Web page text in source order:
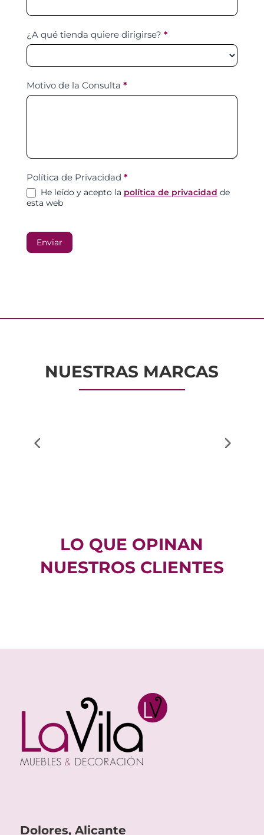
¿A qué tienda quiere dirigirse? *
Motivo de la Consulta *
Política de Privacidad *
He leído y acepto la política de privacidad de
esta web
Enviar
NUESTRAS MARCAS
LO QUE OPINAN
NUESTROS CLIENTES
Dolores, Alicante